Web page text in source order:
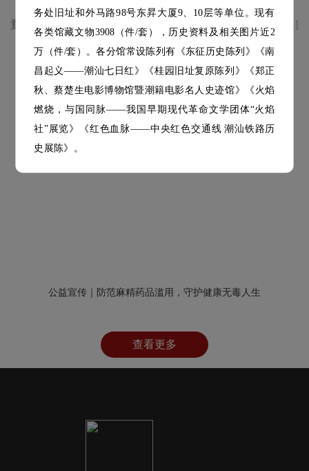
务处旧址和外马路98号东昇大厦9、10层等单位。现有
各类馆藏文物3908（件/套），历史资料及相关图片近2
万（件/套）。各分馆常设陈列有《东征历史陈列》《南
昌起义——潮汕七日红》《桂园旧址复原陈列》《郑正
秋、蔡楚生电影博物馆暨潮籍电影名人史迹馆》《火焰
燃烧，与国同脉——我国早期现代革命文学团体“火焰
社”展览》《红色血脉——中央红色交通线 潮汕铁路历
史展陈》。
童声述侨韵，志愿传薪火|汕头
革博2026年“小小讲解员”选拔
活动圆满落幕
[2026-06-18]
查看更多
公益宣传｜防范麻精药品滥用，守护健康无毒人生
查看更多